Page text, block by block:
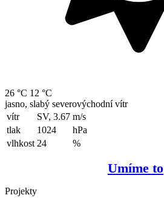
26 °C 12 °C
jasno, slabý severovýchodní vítr
vítr
SV, 3.67 m/s
tlak
1024
hPa
vlhkost 24 %
Umíme to
Projekty